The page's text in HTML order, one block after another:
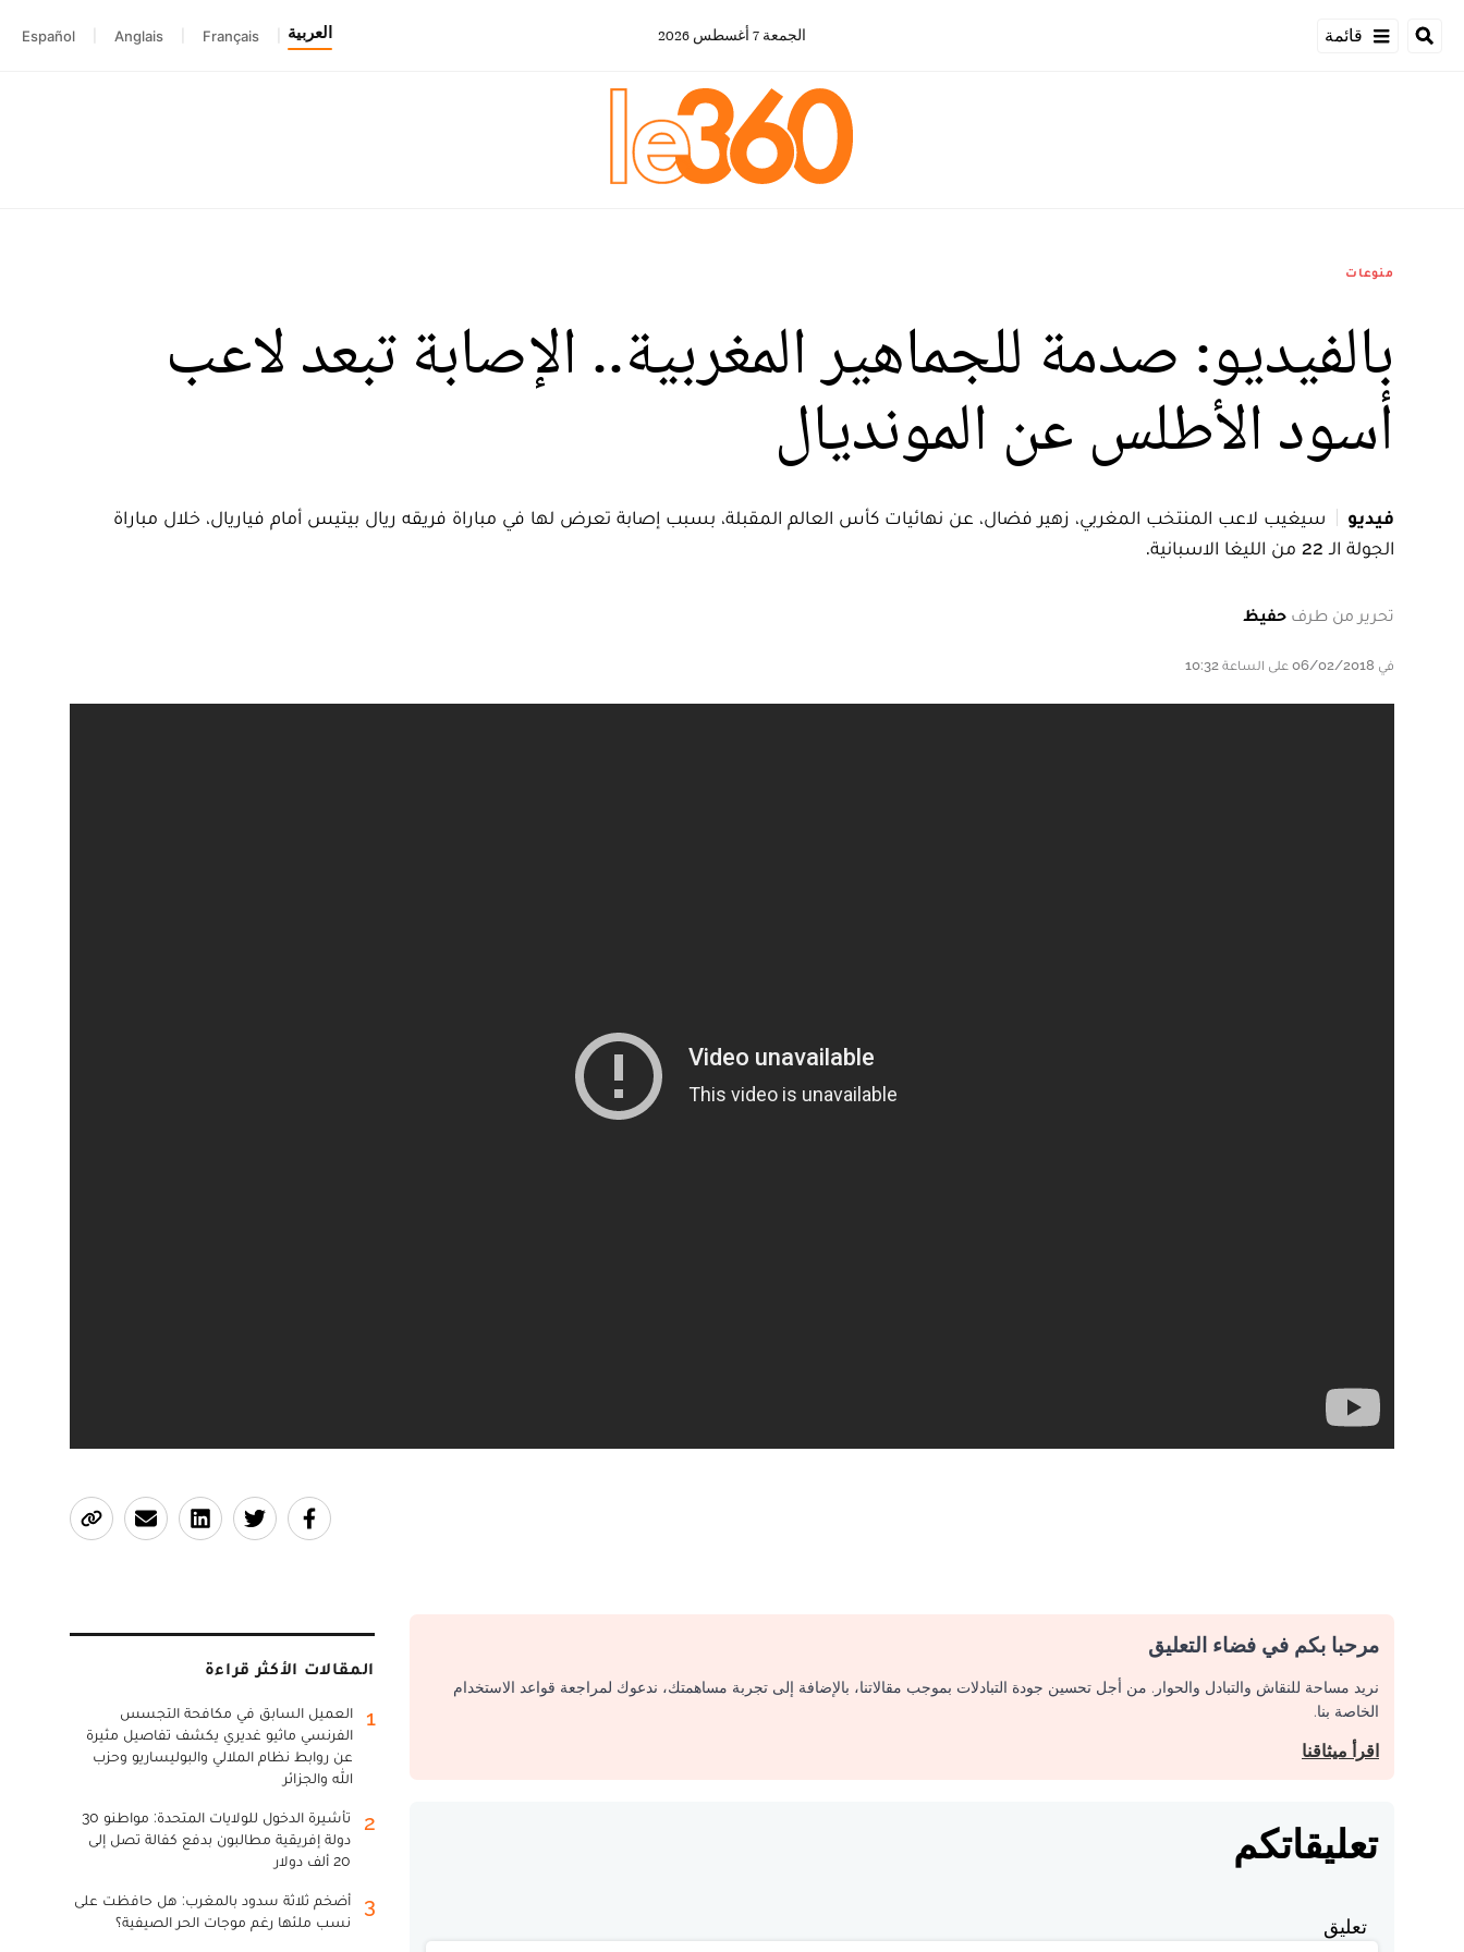
قائمة الجمعة 7 أغسطس 2026 العربية Français
Anglais
Español
منوعات
بالفيديو: صدمة للجماهير المغربية.. الإصابة تبعد لاعب
أسود الأطلس عن المونديال
فيديو
سيغيب لاعب المنتخب المغربي، زهير فضال، عن نهائيات كأس العالم المقبلة، بسبب إصابة تعرض لها في مباراة فريقه ريال بيتيس أمام فياريال، خلال مباراة
الجولة الـ 22 من الليغا الاسبانية.
تحرير من طرف حفيظ
في 06/02/2018 على الساعة 10:32
مرحبا بكم في فضاء التعليق
نريد مساحة للنقاش والتبادل والحوار. من أجل تحسين جودة التبادلات بموجب مقالاتنا، بالإضافة إلى تجربة مساهمتك، ندعوك لمراجعة قواعد الاستخدام
الخاصة بنا.
اقرأ ميثاقنا
تعليقاتكم
تعليق
المقالات الأكثر قراءة
1
العميل السابق في مكافحة التجسس
الفرنسي ماثيو غديري يكشف تفاصيل مثيرة
عن روابط نظام الملالي والبوليساريو وحزب
الله والجزائر
2
تأشيرة الدخول للولايات المتحدة: مواطنو 30
دولة إفريقية مطالبون بدفع كفالة تصل إلى
20 ألف دولار
3
أضخم ثلاثة سدود بالمغرب: هل حافظت على
نسب ملئها رغم موجات الحر الصيفية؟